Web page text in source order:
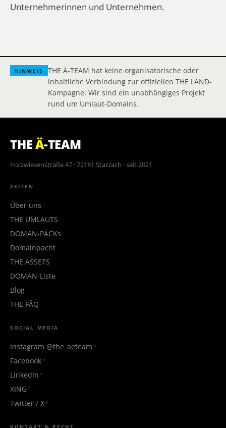
Unternehmerinnen und Unternehmen.
HINWEIS
THE Ä-TEAM hat keine organisatorische oder
inhaltliche Verbindung zur offiziellen THE LÄND-
Kampagne. Wir sind ein unabhängiges Projekt
rund um Umlaut-Domains.
THEÄ-TEAM
Holzwiesenstraße 47 · 72181 Starzach · seit 2021
SEITEN
Über uns
THE UMLAUTS
DOMÄN-PÄCKs
Domainpacht
THE ÄSSETS
DOMÄN-Liste
Blog
THE FÄQ
SOCIAL MEDIA
Instagram @the_aeteam
Facebook
LinkedIn
XING
Twitter / X
KONTAKT & RECHT